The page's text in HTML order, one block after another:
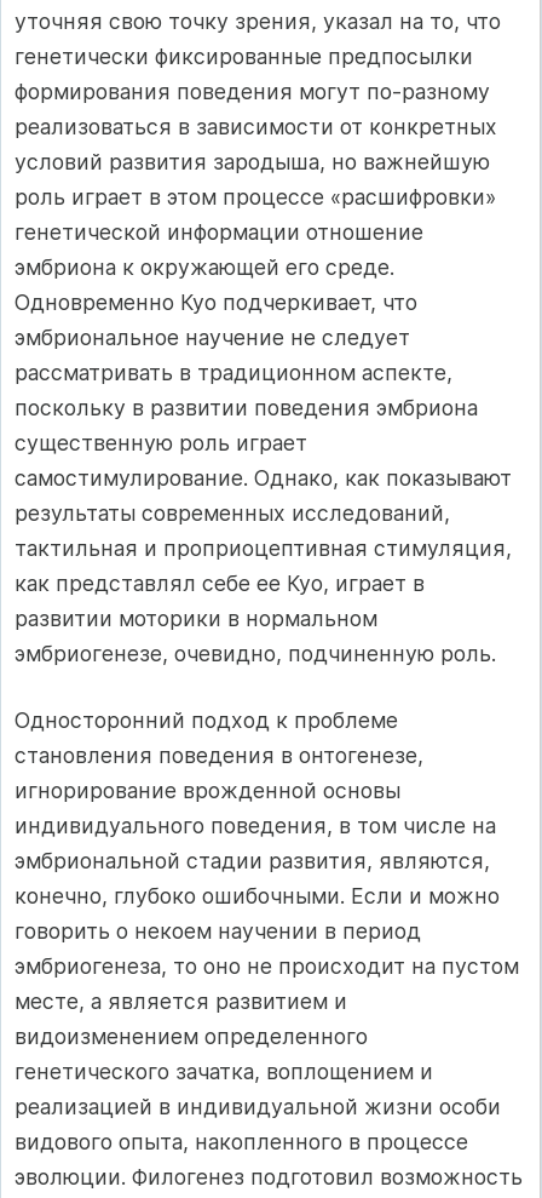
уточняя свою точку зрения, указал на то, что
генетически фиксированные предпосылки
формирования поведения могут по-разному
реализоваться в зависимости от конкретных
условий развития зародыша, но важнейшую
роль играет в этом процессе «расшифровки»
генетической информации отношение
эмбриона к окружающей его среде.
Одновременно Куо подчеркивает, что
эмбриональное научение не следует
рассматривать в традиционном аспекте,
поскольку в развитии поведения эмбриона
существенную роль играет
самостимулирование. Однако, как показывают
результаты современных исследований,
тактильная и проприоцептивная стимуляция,
как представлял себе ее Куо, играет в
развитии моторики в нормальном
эмбриогенезе, очевидно, подчиненную роль.
Односторонний подход к проблеме
становления поведения в онтогенезе,
игнорирование врожденной основы
индивидуального поведения, в том числе на
эмбриональной стадии развития, являются,
конечно, глубоко ошибочными. Если и можно
говорить о некоем научении в период
эмбриогенеза, то оно не происходит на пустом
месте, а является развитием и
видоизменением определенного
генетического зачатка, воплощением и
реализацией в индивидуальной жизни особи
видового опыта, накопленного в процессе
эволюции. Филогенез подготовил возможность